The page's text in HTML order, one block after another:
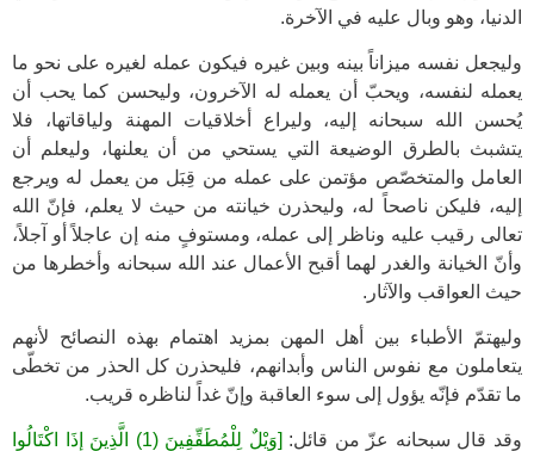
الدنيا، وهو وبال عليه في الآخرة.
وليجعل نفسه ميزاناً بينه وبين غيره فيكون عمله لغيره على نحو ما
يعمله لنفسه، ويحبّ أن يعمله له الآخرون، وليحسن كما يحب أن
يُحسن الله سبحانه إليه، وليراع أخلاقيات المهنة ولياقاتها، فلا
يتشبث بالطرق الوضيعة التي يستحي من أن يعلنها، وليعلم أن
العامل والمتخصّص مؤتمن على عمله من قِبَل من يعمل له ويرجع
إليه، فليكن ناصحاً له، وليحذرن خيانته من حيث لا يعلم، فإنّ الله
تعالى رقيب عليه وناظر إلى عمله، ومستوفٍ منه إن عاجلاً أو آجلاً،
وأنّ الخيانة والغدر لهما أقبح الأعمال عند الله سبحانه وأخطرها من
حيث العواقب والآثار.
وليهتمّ الأطباء بين أهل المهن بمزيد اهتمام بهذه النصائح لأنهم
يتعاملون مع نفوس الناس وأبدانهم، فليحذرن كل الحذر من تخطّى
ما تقدّم فإنّه يؤول إلى سوء العاقبة وإنّ غداً لناظره قريب.
وقد قال سبحانه عزّ من قائل:
[وَيْلٌ لِلْمُطَفِّفِينَ (1) الَّذِينَ إِذَا اكْتَالُوا